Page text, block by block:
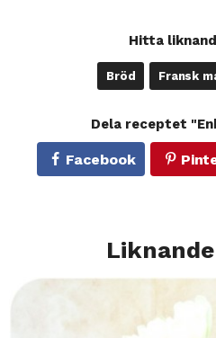
Hitta
Bröd Fransk
Dela receptet
Facebook